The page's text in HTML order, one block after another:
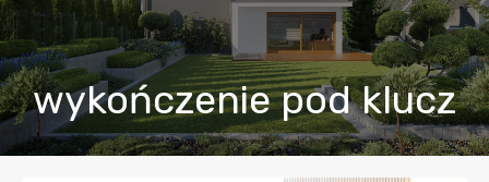
wykończenie pod klucz